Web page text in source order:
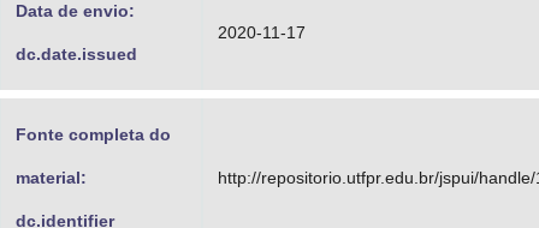
Data de envio:
dc.date.issued
2020-11-17
Fonte completa do
material:
dc.identifier
http://repositorio.utfpr.edu.br/jspui/